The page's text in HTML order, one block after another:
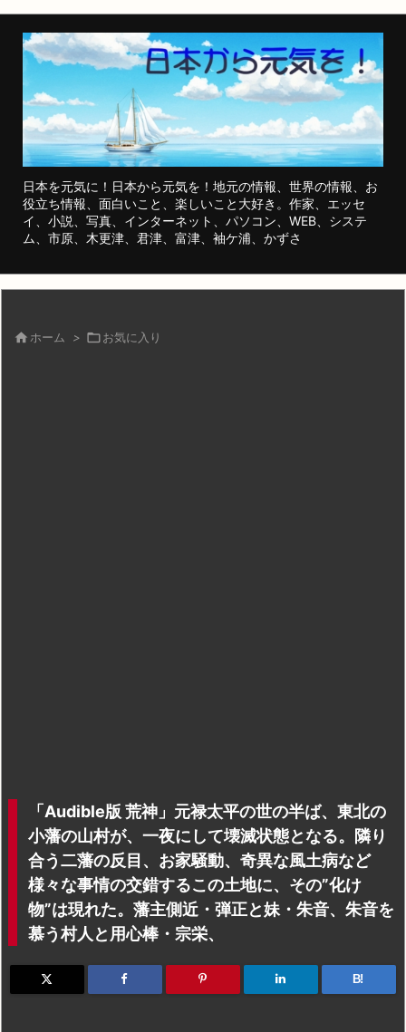
日本を元気に！日本から元気を！地元の情報、世界の情報、お
役立ち情報、面白いこと、楽しいこと大好き。作家、エッセ
イ、小説、写真、インターネット、パソコン、WEB、システ
ム、市原、木更津、君津、富津、袖ケ浦、かずさ
 ホーム > お気に入り
「Audible版 荒神」元禄太平の世の半ば、東北の
小藩の山村が、一夜にして壊滅状態となる。隣り
合う二藩の反目、お家騒動、奇異な風土病など
様々な事情の交錯するこの土地に、その”化け
物”は現れた。藩主側近・弾正と妹・朱音、朱音を
慕う村人と用心棒・宗栄、
B!